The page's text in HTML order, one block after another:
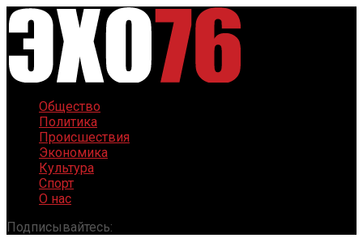
Общество
Политика
Происшествия
Экономика
Культура
Спорт
О нас
Подписывайтесь: